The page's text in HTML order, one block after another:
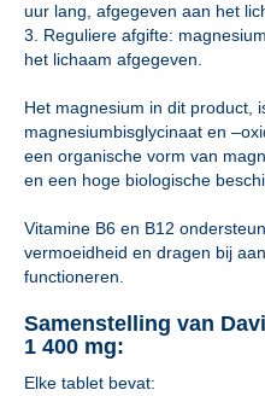
uur lang, afgegeven aan het
3. Reguliere afgifte:
het lichaam afgegeven.
Het magnesium in dit product,
magnesiumbisglycinaat en
een organische vorm van
en een hoge biologische
Vitamine B6 en B12
vermoeidheid en dragen bij
functioneren.
Samenstelling van
1 400 mg:
Elke tablet bevat: